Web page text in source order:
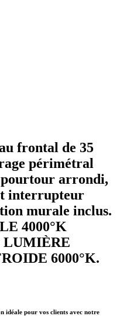
frontal de 35
périmétral
arrondi,
interrupteur
murale inclus.
4000°K
LUMIÈRE
6000°K.
idéale pour vos clients avec notre